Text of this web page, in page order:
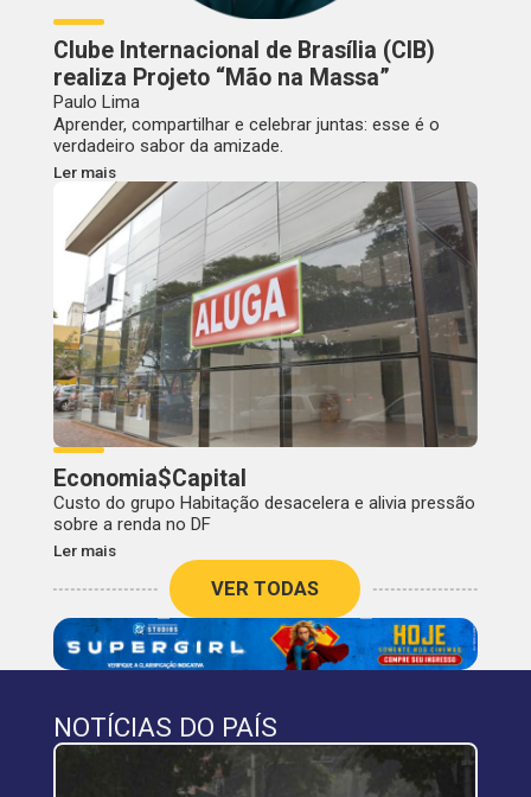
Clube Internacional de Brasília (CIB)
realiza Projeto “Mão na Massa”
Paulo Lima
Aprender, compartilhar e celebrar juntas: esse é o
verdadeiro sabor da amizade.
Ler mais
Economia$Capital
Custo do grupo Habitação desacelera e alivia pressão
sobre a renda no DF
Ler mais
VER TODAS
NOTÍCIAS DO PAÍS